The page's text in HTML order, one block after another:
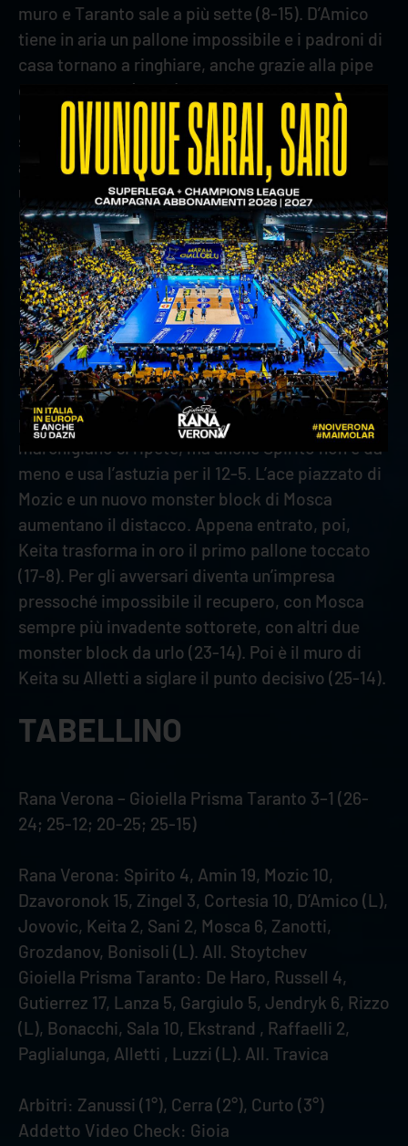
muro e Taranto sale a più sette (8-15). D’Amico
tiene in aria un pallone impossibile e i padroni di
casa tornano a ringhiare, anche grazie alla pipe
di Dzavoronok (12-17). Le distanze si riducono
con il tocco morbido del neoentrato Sani, anche
se Taranto regge l’urto. Poi il muro veronese,
anche con il contributo di Mosca, torna a essere
un fattore e D’Amico un furetto in difesa (20-22).
Russel firma la set ball, poi Gutierrez chiude la
frazione.
Verona rientra sul taraflex con il piglio giusto:
dopo un gran muro Amin sigla il terzo punto per i
suoi (3-1). Dzavoronok si mette in proprio e con
un ace da applausi prova a mandare Verona in
fuga (6-2). Anche Mosca appone la firma con un
primo tempo perfetto che vale l’8-4. Il centrale
marchigiano si ripete, ma anche Spirito non è da
meno e usa l’astuzia per il 12-5. L’ace piazzato di
Mozic e un nuovo monster block di Mosca
aumentano il distacco. Appena entrato, poi,
Keita trasforma in oro il primo pallone toccato
(17-8). Per gli avversari diventa un’impresa
pressoché impossibile il recupero, con Mosca
sempre più invadente sottorete, con altri due
monster block da urlo (23-14). Poi è il muro di
Keita su Alletti a siglare il punto decisivo (25-14).
TABELLINO
Rana Verona – Gioiella Prisma Taranto 3–1 (26-
24; 25-12; 20-25; 25-15)
Rana Verona: Spirito 4, Amin 19, Mozic 10,
Dzavoronok 15, Zingel 3, Cortesia 10, D’Amico (L),
Jovovic, Keita 2, Sani 2, Mosca 6, Zanotti,
Grozdanov, Bonisoli (L). All. Stoytchev
Gioiella Prisma Taranto: De Haro, Russell 4,
Gutierrez 17, Lanza 5, Gargiulo 5, Jendryk 6, Rizzo
(L), Bonacchi, Sala 10, Ekstrand , Raffaelli 2,
Paglialunga, Alletti , Luzzi (L). All. Travica
Arbitri: Zanussi (1°), Cerra (2°), Curto (3°)
Addetto Video Check: Gioia